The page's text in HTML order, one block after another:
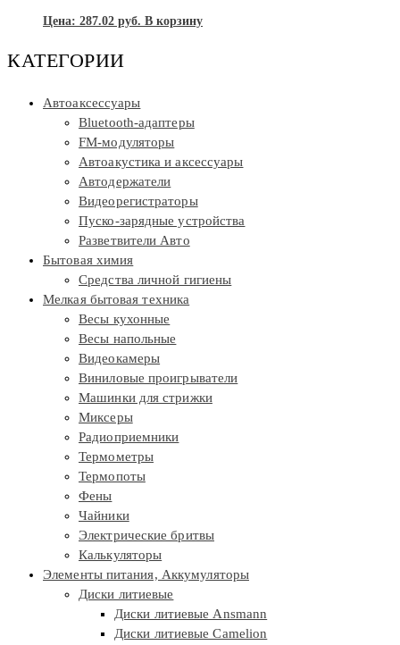
Цена: 287.02 руб. В корзину
КАТЕГОРИИ
Автоаксессуары
Bluetooth-адаптеры
FM-модуляторы
Автоакустика и аксессуары
Автодержатели
Видеорегистраторы
Пуско-зарядные устройства
Разветвители Авто
Бытовая химия
Средства личной гигиены
Мелкая бытовая техника
Весы кухонные
Весы напольные
Видеокамеры
Виниловые проигрыватели
Машинки для стрижки
Миксеры
Радиоприемники
Термометры
Термопоты
Фены
Чайники
Электрические бритвы
Калькуляторы
Элементы питания, Аккумуляторы
Диски литиевые
Диски литиевые Ansmann
Диски литиевые Camelion